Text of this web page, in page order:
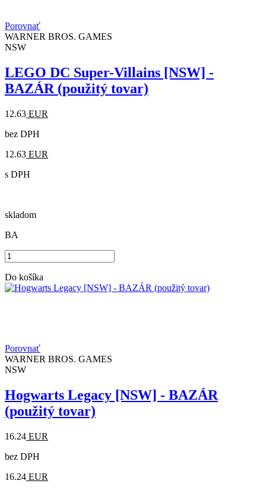
Porovnať
WARNER BROS. GAMES
NSW
LEGO DC Super-Villains [NSW] -
BAZÁR (použitý tovar)
12.63 EUR
bez DPH
12.63 EUR
s DPH
skladom
BA
Do košíka
Porovnať
WARNER BROS. GAMES
NSW
Hogwarts Legacy [NSW] - BAZÁR
(použitý tovar)
16.24 EUR
bez DPH
16.24 EUR